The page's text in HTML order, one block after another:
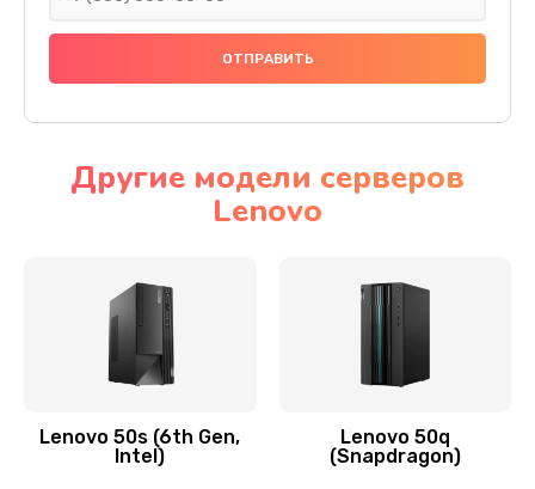
Замена тачскрина
Замена разъема питания
Замена мультиконтроллера
Заказать
Другие модели серверов
Lenovo
Lenovo 50s (6th Gen,
Intel)
Lenovo 50q
(Snapdragon)